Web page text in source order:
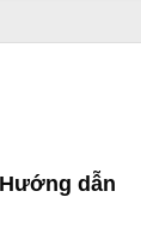
Hướng dẫn